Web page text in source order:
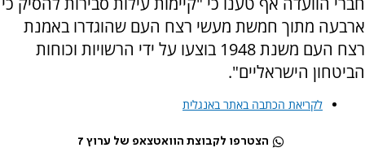
ארבעה מתוך חמשת מעשי רצח העם שהוגדרו באמנת
רצח העם משנת 1948 בוצעו על ידי הרשויות וכוחות
הביטחון הישראליים".
לקריאת הכתבה באתר באנגלית
הצטרפו לקבוצת הוואטצאפ של ערוץ 7